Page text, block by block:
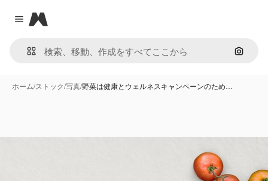
Close menu
Magnific
画像で
ホーム/ストック/写真/野菜は健康とウェルネスキャンペーンのため…